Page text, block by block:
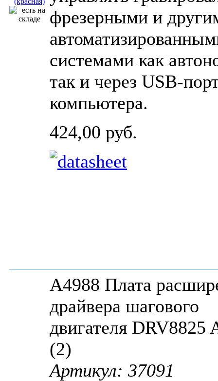
фрезерными и
системами как
так и через USB-
компьютера.
424,00 руб.
A4988 Плата
драйвера шагового
двигателя DRV8825
(2)
Артикул: 37091